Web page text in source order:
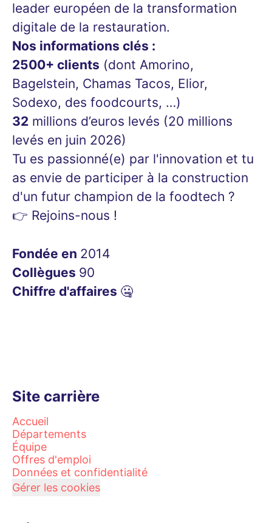
leader européen de la transformation
digitale de la restauration.
Nos informations clés :
2500+ clients (dont Amorino,
Bagelstein, Chamas Tacos, Elior,
Sodexo, des foodcourts, …)
32 millions d’euros levés (20 millions
levés en juin 2026)
Tu es passionné(e) par l'innovation et tu
as envie de participer à la construction
d'un futur champion de la foodtech ?
👉 Rejoins-nous !
Fondée en 2014
Collègues 90
Chiffre d'affaires 🤐
Site carrière
Accueil
Départements
Équipe
Offres d'emploi
Données et confidentialité
Gérer les cookies